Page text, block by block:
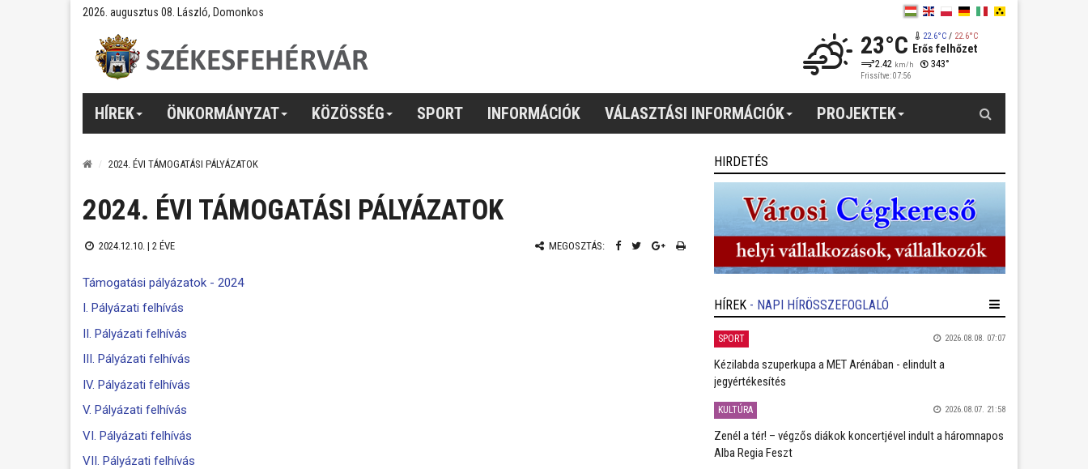
2026. augusztus 08. László, Domonkos
23°C 22.6°C/ 22.6°C
Erős felhőzet
2.42 km/h 343°
Frissítve: 07:56
HÍREK ÖNKORMÁNYZAT KÖZÖSSÉG SPORT INFORMÁCIÓK VÁLASZTÁSI INFORMÁCIÓK PROJEKTEK
2024. ÉVI TÁMOGATÁSI PÁLYÁZATOK
2024. ÉVI TÁMOGATÁSI PÁLYÁZATOK
2024.12.10. | 2 ÉVE MEGOSZTÁS:
Támogatási pályázatok - 2024
I. Pályázati felhívás
II. Pályázati felhívás
III. Pályázati felhívás
IV. Pályázati felhívás
V. Pályázati felhívás
VI. Pályázati felhívás
VII. Pályázati felhívás
HIRDETÉS
HÍREK - NAPI HÍRÖSSZEFOGLALÓ
SPORT 2026.08.08. 07:07
Kézilabda szuperkupa a MET Arénában - elindult a
jegyértékesítés
KULTÚRA 2026.08.07. 21:58
Zenél a tér! – végzős diákok koncertjével indult a háromnapos
Alba Regia Feszt